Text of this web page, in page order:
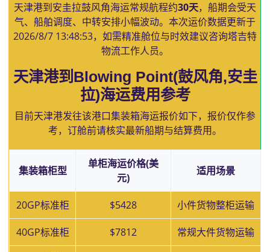
天津港到安圭拉鼓风角海运常规航程约30天，船期会受天
气、船舶调度、中转安排小幅波动。本次运价数据更新于
2026/8/7 13:48:53，如需精准舱位与时效建议咨询塔吉特
物流工作人员。
天津港到Blowing Point(鼓风角,安圭
拉)海运费用参考
目前天津港发往该港口集装箱海运报价如下，报价仅作参
考，订舱前请核实最新船期与结算费用。
集装箱柜型
单柜海运价格(美
元)
适用场景
20GP标准柜 $5428 小件货物整柜运输
40GP标准柜 $7812 常规大件货物运输